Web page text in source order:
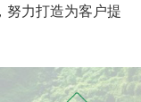
努力打造为客户提